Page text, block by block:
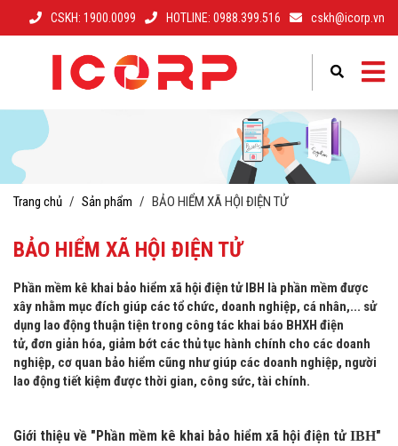
CSKH: 1900.0099 HOTLINE: 0988.399.516 cskh@icorp.vn
Trang chủ / Sản phẩm / BẢO HIỂM XÃ HỘI ĐIỆN TỬ
BẢO HIỂM XÃ HỘI ĐIỆN TỬ
Phần mềm kê khai bảo hiểm xã hội điện tử IBH là phần mềm được
xây nhằm mục đích giúp các tổ chức, doanh nghiệp, cá nhân,... sử
dụng lao động thuận tiện trong công tác khai báo BHXH điện
tử, đơn giản hóa, giảm bớt các thủ tục hành chính cho các doanh
nghiệp, cơ quan bảo hiểm cũng như giúp các doanh nghiệp, người
lao động tiết kiệm được thời gian, công sức, tài chính.
Giới thiệu về "Phần mềm kê khai bảo hiểm xã hội điện tử IBH"
–
Mã số thuế
Tên công ty*
Họ và tên người liên hệ
Số điện thoại*
–
Mã số thuế
Họ và tên*
Email *